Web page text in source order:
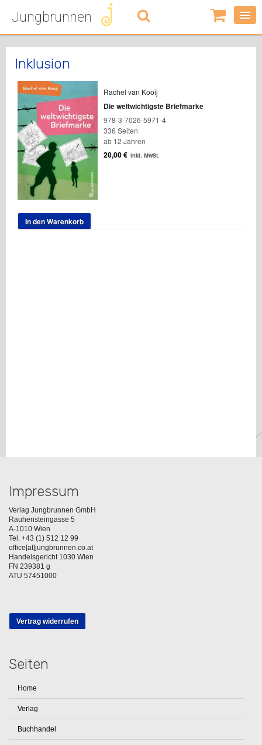
Jungbrunnen
0
Artikel
-
Inklusion
Rachel van Kooij
Die weltwichtigste Briefmarke
978-3-7026-5971-4
336 Seiten
ab 12 Jahren
20,00€ inkl. MwSt.
In den Warenkorb
Impressum
Verlag Jungbrunnen GmbH
Rauhensteingasse 5
A-1010 Wien
Tel. +43 (1) 512 12 99
office[at]jungbrunnen.co.at
Handelsgericht 1030 Wien
FN 239381 g
ATU 57451000
Vertrag widerrufen
Seiten
Home
Verlag
Buchhandel